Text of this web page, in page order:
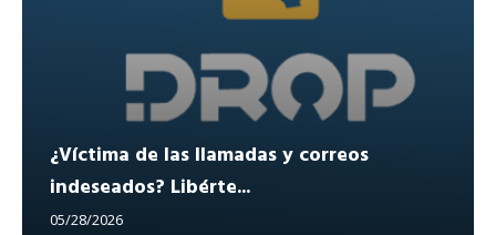
¿Víctima de las llamadas y correos
indeseados? Libérte...
05/28/2026